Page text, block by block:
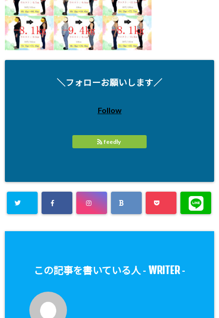
＼フォローお願いします／
Follow
feedly
この記事を書いている人 - WRITER -